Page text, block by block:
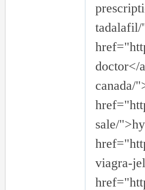
tadalafil/
doctor</
canada/
sale/
viagra-